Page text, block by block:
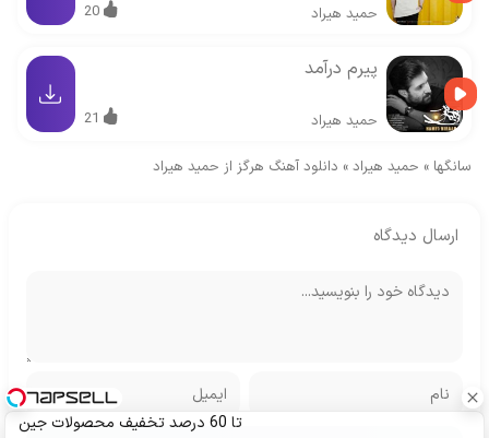
حمید هیراد 20
پیرم درآمد
حمید هیراد 21
سانگها » حمید هیراد » دانلود آهنگ هرگز از حمید هیراد
ارسال دیدگاه
تا 60 درصد تخفیف محصولات جین